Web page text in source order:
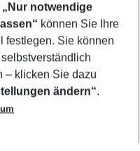
„Nur notwendige
können Sie Ihre
festlegen. Sie können
– klicken Sie dazu
ändern“.